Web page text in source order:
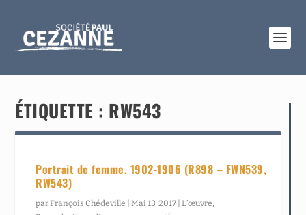
ÉTIQUETTE : RW543
Portrait de femme, 1902-1906 (R898 – FWN539,
RW543)
parFrançois Chédeville |Mai 13, 2017 |L’œuvre,